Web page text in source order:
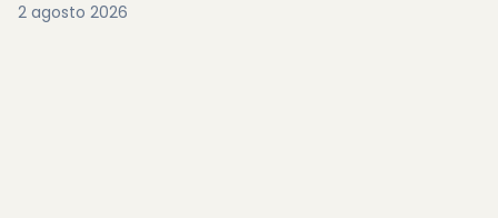
2 agosto 2026